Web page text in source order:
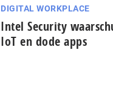
DIGITAL WORKPLACE
Intel Security
IoT en dode apps